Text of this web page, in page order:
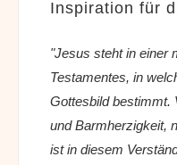
Inspiration für
"Jesus steht in einer
Testamentes, in
Gottesbild bestimmt.
und Barmherzigkeit,
ist in diesem